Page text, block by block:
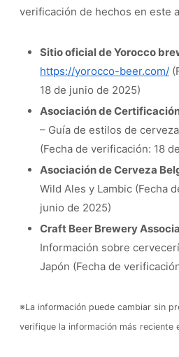
verificación de hechos en este
Sitio oficial de Yorocco
https://yorocco-beer.com/
18 de junio de 2025)
Asociación de
– Guía de estilos de
(Fecha de verificación: 18
Asociación de Cerveza
Wild Ales y Lambic (Fecha
junio de 2025)
Craft Beer Brewery
Información sobre
Japón (Fecha de
※La información puede cambiar sin
verifique la información más reciente